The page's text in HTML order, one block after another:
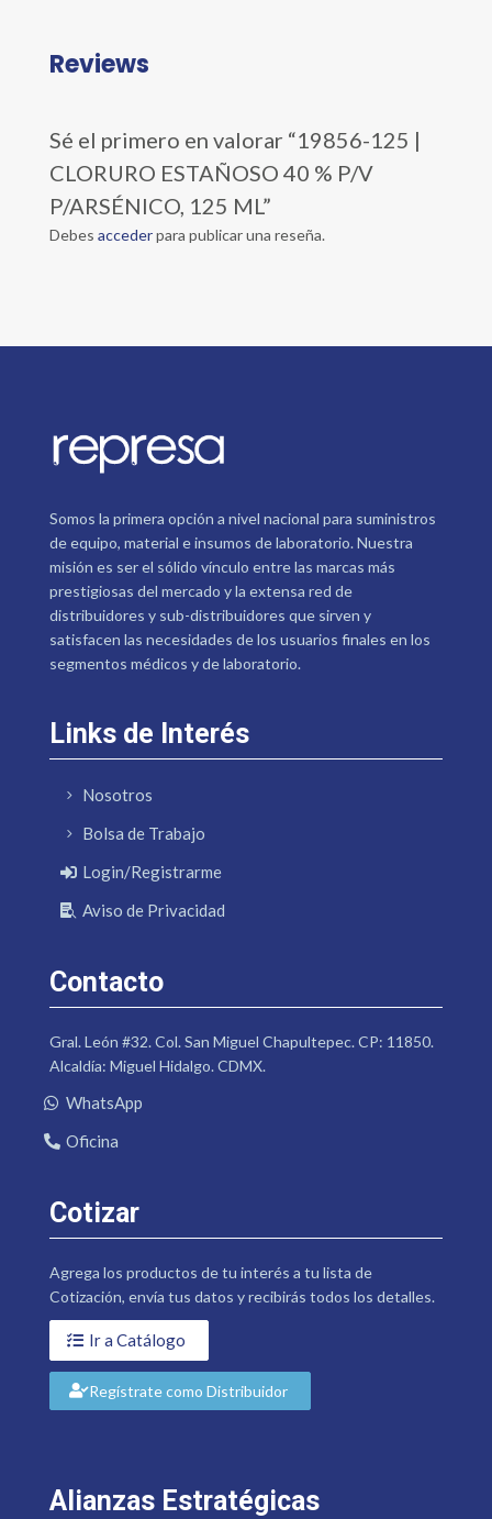
Reviews
Sé el primero en valorar “19856-125 |
CLORURO ESTAÑOSO 40 % P/V
P/ARSÉNICO, 125 ML”
Debes accederpara publicar una reseña.
Somos la primera opción a nivel nacional para suministros
de equipo, material e insumos de laboratorio. Nuestra
misión es ser el sólido vínculo entre las marcas más
prestigiosas del mercado y la extensa red de
distribuidores y sub-distribuidores que sirven y
satisfacen las necesidades de los usuarios finales en los
segmentos médicos y de laboratorio.
Links de Interés
Nosotros
Bolsa de Trabajo
Login/Registrarme
Aviso de Privacidad
Contacto
Gral. León #32. Col. San Miguel Chapultepec. CP: 11850.
Alcaldía: Miguel Hidalgo. CDMX.
WhatsApp
Oficina
Cotizar
Agrega los productos de tu interés a tu lista de
Cotización, envía tus datos y recibirás todos los detalles.
Ir a Catálogo
Regístrate como Distribuidor
Alianzas Estratégicas